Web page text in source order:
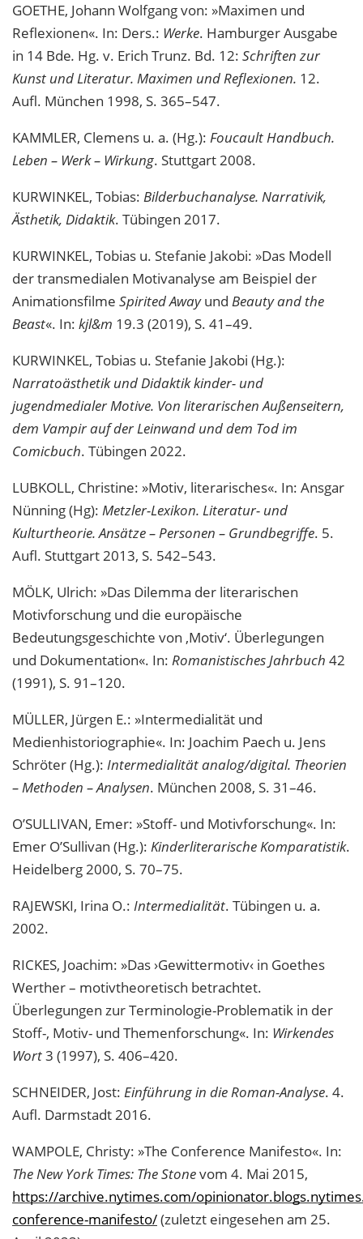
GOETHE, Johann Wolfgang von: »Maximen und
Reflexionen«. In: Ders.: Werke. Hamburger Ausgabe
in 14 Bde. Hg. v. Erich Trunz. Bd. 12: Schriften zur
Kunst und Literatur. Maximen und Reflexionen. 12.
Aufl. München 1998, S. 365–547.
KAMMLER, Clemens u. a. (Hg.): Foucault Handbuch.
Leben – Werk – Wirkung. Stuttgart 2008.
KURWINKEL, Tobias: Bilderbuchanalyse. Narrativik,
Ästhetik, Didaktik. Tübingen 2017.
KURWINKEL, Tobias u. Stefanie Jakobi: »Das Modell
der transmedialen Motivanalyse am Beispiel der
Animationsfilme Spirited Awayund Beauty and the
Beast«. In: kjl&m 19.3 (2019), S. 41–49.
KURWINKEL, Tobias u. Stefanie Jakobi (Hg.):
Narratoästhetik und Didaktik kinder- und
jugendmedialer Motive. Von literarischen Außenseitern,
dem Vampir auf der Leinwand und dem Tod im
Comicbuch. Tübingen 2022.
LUBKOLL, Christine: »Motiv, literarisches«. In: Ansgar
Nünning (Hg): Metzler-Lexikon. Literatur- und
Kulturtheorie. Ansätze – Personen – Grundbegriffe. 5.
Aufl. Stuttgart 2013, S. 542–543.
MÖLK, Ulrich: »Das Dilemma der literarischen
Motivforschung und die europäische
Bedeutungsgeschichte von ‚Motiv‘. Überlegungen
und Dokumentation«. In: Romanistisches Jahrbuch 42
(1991), S. 91–120.
MÜLLER, Jürgen E.: »Intermedialität und
Medienhistoriographie«. In: Joachim Paech u. Jens
Schröter (Hg.): Intermedialität analog/digital. Theorien
– Methoden – Analysen. München 2008, S. 31–46.
O’SULLIVAN, Emer: »Stoff- und Motivforschung«. In:
Emer O’Sullivan (Hg.): Kinderliterarische Komparatistik.
Heidelberg 2000, S. 70–75.
RAJEWSKI, Irina O.: Intermedialität. Tübingen u. a.
2002.
RICKES, Joachim: »Das ›Gewittermotiv‹ in Goethes
Werther – motivtheoretisch betrachtet.
Überlegungen zur Terminologie-Problematik in der
Stoff-, Motiv- und Themenforschung«. In: Wirkendes
Wort3 (1997), S. 406–420.
SCHNEIDER, Jost: Einführung in die Roman-Analyse. 4.
Aufl. Darmstadt 2016.
WAMPOLE, Christy: »The Conference Manifesto«. In:
The New York Times: The Stonevom 4. Mai 2015,
https://archive.nytimes.com/
conference-manifesto/(zuletzt eingesehen am 25.